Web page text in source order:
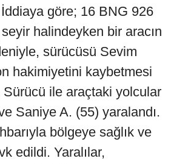
göre; 16 BNG 926
halindeyken bir aracın
sürücüsü Sevim
hakimiyetini kaybetmesi
ile araçtaki yolcular
Saniye A. (55) yaralandı.
bölgeye sağlık ve
edildi. Yaralılar,